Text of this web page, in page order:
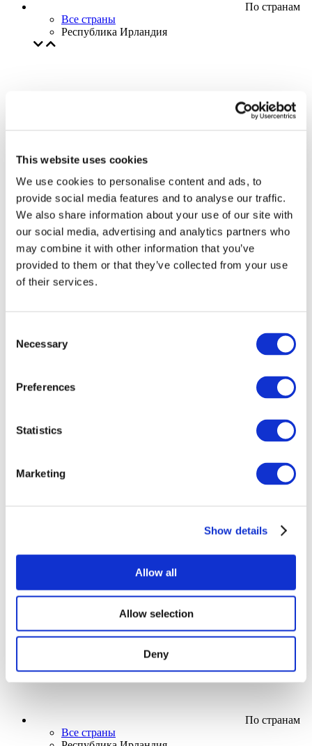
This website uses cookies
We use cookies to personalise content and ads, to
provide social media features and to analyse our traffic.
We also share information about your use of our site with
our social media, advertising and analytics partners who
may combine it with other information that you’ve
provided to them or that they’ve collected from your use
of their services.
Selection
Necessary
Preferences
Statistics
Marketing
Show details
Allow all
Allow selection
Deny
По странам
Все страны
Республика Ирландия
Творческий вечер
Наше спецпредложение
Применить
По странам
Все страны